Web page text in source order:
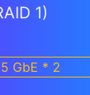
1)
GbE * 2